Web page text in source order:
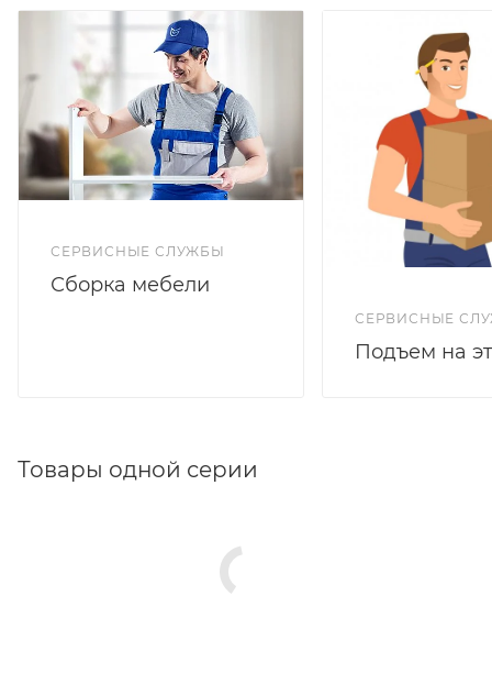
Чехол: мягкая трикотажная ткань, 100% полиэстер
Наполнитель: пена с эффектом памяти
СЕРВИСНЫЕ СЛУЖБЫ
Сборка мебели
СЕРВИСНЫЕ
Подъем на
Товары одной серии